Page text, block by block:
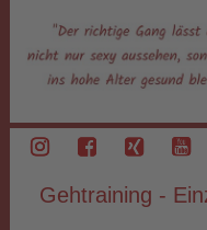
Gehtraining -